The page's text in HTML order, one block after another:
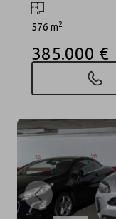
576 m2
385.000 €